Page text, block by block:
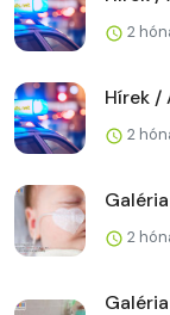
2
Hírek /
2
2